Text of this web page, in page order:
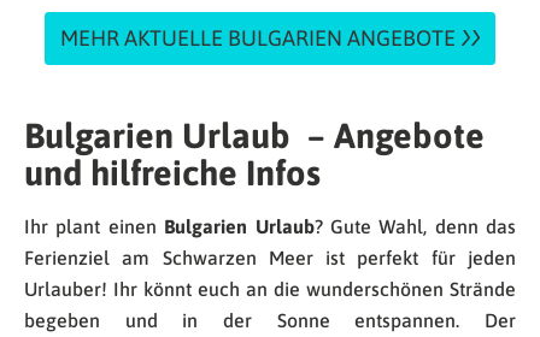
MEHR AKTUELLE BULGARIEN ANGEBOTE
Bulgarien Urlaub – Angebote
und hilfreiche Infos
Ihr plant einen Bulgarien Urlaub? Gute Wahl, denn das
Ferienziel am Schwarzen Meer ist perfekt für jeden
Urlauber! Ihr könnt euch an die wunderschönen Strände
begeben und in der Sonne entspannen. Der